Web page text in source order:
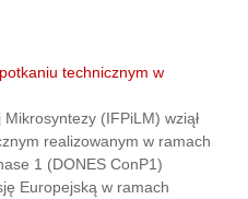
(IFPiLM) wziął
realizowanym w ramach
1 (DONES ConP1)
Europejską w ramach